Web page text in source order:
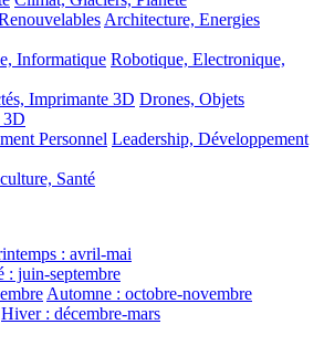
Architecture, Energies
Informatique Robotique, Electronique,
Imprimante 3D Drones, Objets
3D
Personnel Leadership, Développement
Santé
: avril-mai
: juin-septembre
Automne : octobre-novembre
Hiver : décembre-mars